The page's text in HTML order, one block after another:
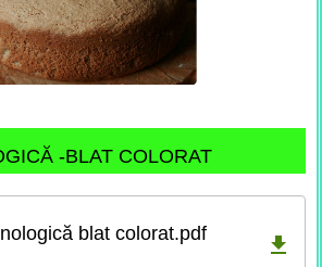
-BLAT COLORAT
blat colorat.pdf